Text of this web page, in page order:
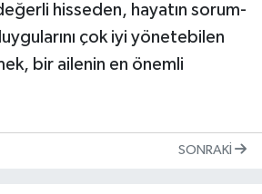
hisseden, hayatın sorum-
çok iyi yönetebilen
bir ailenin en önemli
SONRAKI